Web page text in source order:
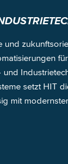
und
setzt HIT
mit